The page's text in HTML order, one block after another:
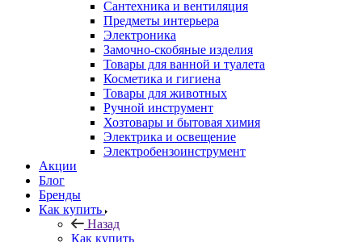
Сантехника и вентиляция
Предметы интерьера
Электроника
Замочно-скобяные изделия
Товары для ванной и туалета
Косметика и гигиена
Товары для животных
Ручной инструмент
Хозтовары и бытовая химия
Электрика и освещение
Электробензоинструмент
Акции
Блог
Бренды
Как купить
Назад
Как купить